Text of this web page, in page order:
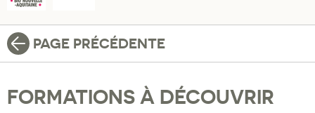
PAGE PRÉCÉDENTE
FORMATIONS À DÉCOUVRIR